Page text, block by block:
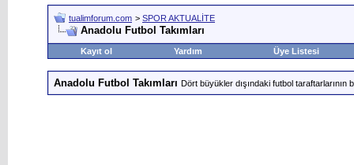
tualimforum.com > SPOR AKTUALİTE
Anadolu Futbol Takımları
Kayıt ol Yardım Üye Listesi
Anadolu Futbol Takımları Dört büyükler dışındaki futbol taraftarlarının